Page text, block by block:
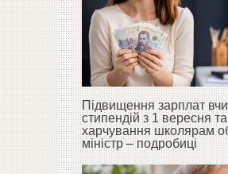
Підвищення зарплат
стипендій з 1 вересня
харчування школярам
міністр – подробиці